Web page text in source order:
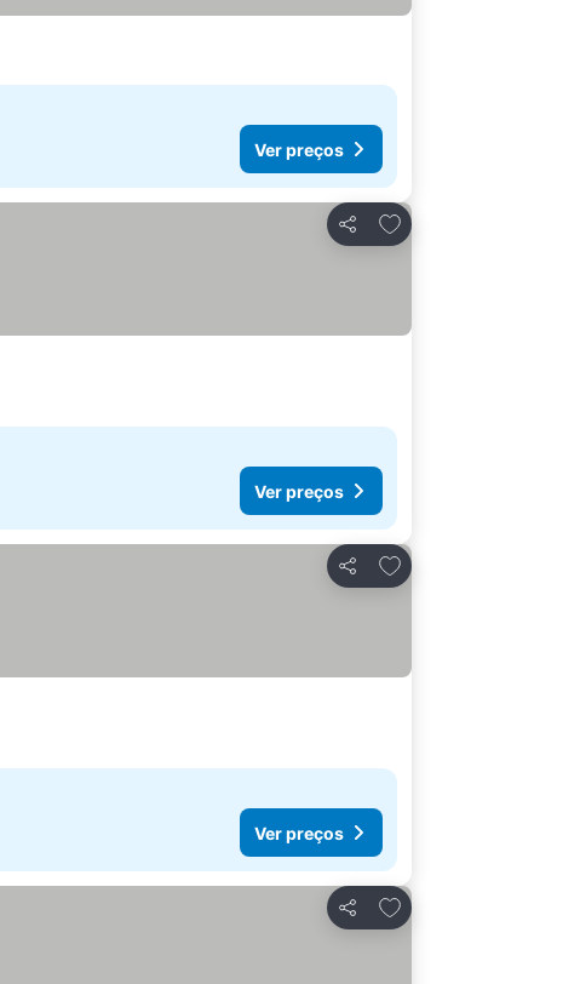
Ver preços
Partilhar
Adicionar aos favoritos
Ver preços
Partilhar
Adicionar aos favoritos
Ver preços
Partilhar
Adicionar aos favoritos